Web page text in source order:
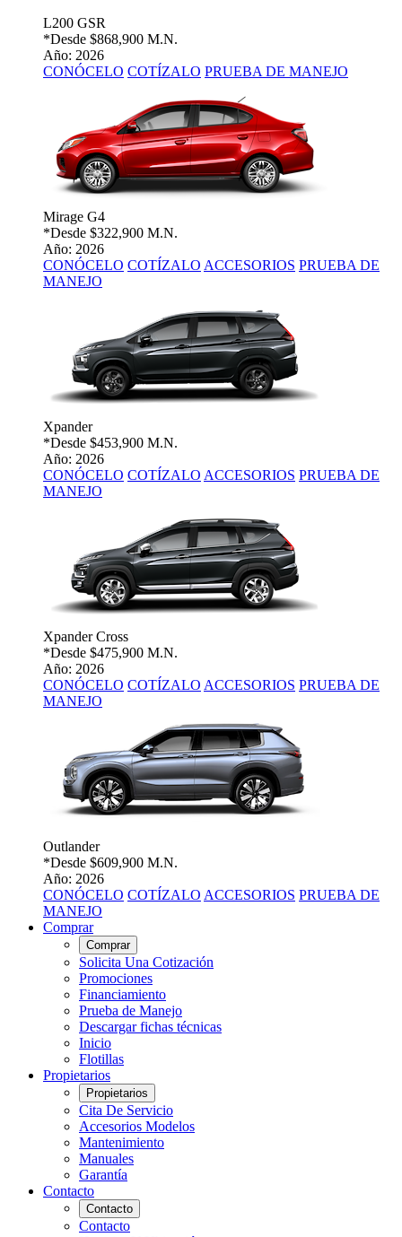
L200 GSR
*Desde $868,900 M.N.
Año: 2026
CONÓCELO COTÍZALO PRUEBA DE MANEJO
Mirage G4
*Desde $322,900 M.N.
Año: 2026
CONÓCELO COTÍZALO ACCESORIOS PRUEBA DE
MANEJO
Xpander
*Desde $453,900 M.N.
Año: 2026
CONÓCELO COTÍZALO ACCESORIOS PRUEBA DE
MANEJO
Xpander Cross
*Desde $475,900 M.N.
Año: 2026
CONÓCELO COTÍZALO ACCESORIOS PRUEBA DE
MANEJO
Outlander
*Desde $609,900 M.N.
Año: 2026
CONÓCELO COTÍZALO ACCESORIOS PRUEBA DE
MANEJO
Comprar
Comprar
Solicita Una Cotización
Promociones
Financiamiento
Prueba de Manejo
Descargar fichas técnicas
Inicio
Flotillas
Propietarios
Propietarios
Cita De Servicio
Accesorios Modelos
Mantenimiento
Manuales
Garantía
Contacto
Contacto
Contacto